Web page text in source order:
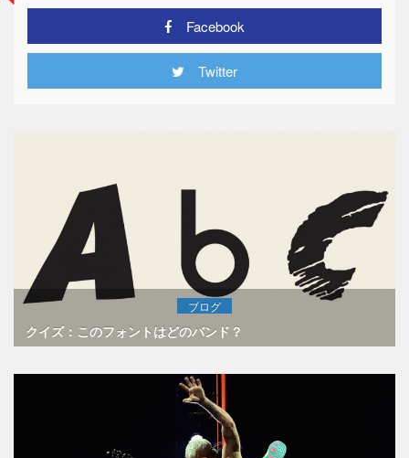
Facebook
Twitter
ブログ
クイズ：このフォントはどのバンド？